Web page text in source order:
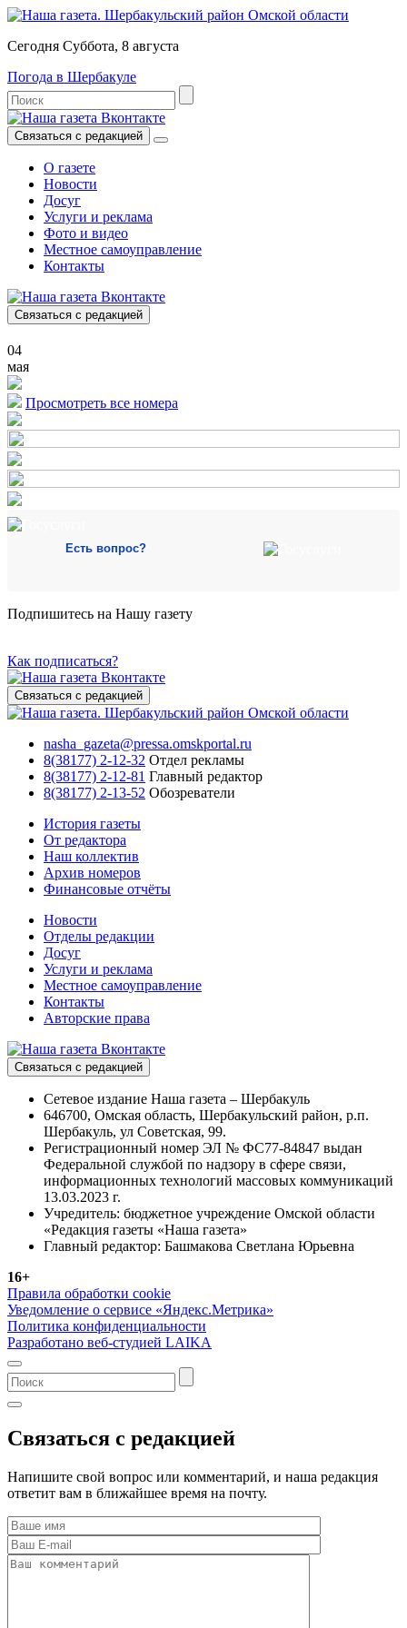
Сегодня Суббота, 8 августа
Погода в Шербакуле
Связаться с редакцией
О газете
Новости
Досуг
Услуги и реклама
Фото и видео
Местное самоуправление
Контакты
Связаться с редакцией
04
мая
Просмотреть все номера
Есть вопрос?
Подпишитесь на Нашу газету
Как подписаться?
Связаться с редакцией
nasha_gazeta@pressa.omskportal.ru
8(38177) 2-12-32 Отдел рекламы
8(38177) 2-12-81 Главный редактор
8(38177) 2-13-52 Обозреватели
История газеты
От редактора
Наш коллектив
Архив номеров
Финансовые отчёты
Новости
Отделы редакции
Досуг
Услуги и реклама
Местное самоуправление
Контакты
Авторские права
Связаться с редакцией
Сетевое издание Наша газета – Шербакуль
646700, Омская область, Шербакульский район, р.п.
Шербакуль, ул Советская, 99.
Регистрационный номер ЭЛ № ФС77-84847 выдан
Федеральной службой по надзору в сфере связи,
информационных технологий массовых коммуникаций
13.03.2023 г.
Учредитель: бюджетное учреждение Омской области
«Редакция газеты «Наша газета»
Главный редактор: Башмакова Светлана Юрьевна
16+
Правила обработки cookie
Уведомление о сервисе «Яндекс.Метрика»
Политика конфиденциальности
Разработано веб-студией LAIKA
Связаться с редакцией
Напишите свой вопрос или комментарий, и наша редакция
ответит вам в ближайшее время на почту.